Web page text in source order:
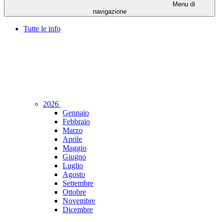
Menu di
navigazione
Tutte le info
2026
Gennaio
Febbraio
Marzo
Aprile
Maggio
Giugno
Luglio
Agosto
Settembre
Ottobre
Novembre
Dicembre